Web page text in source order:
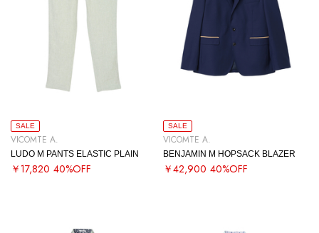
SALE
VICOMTE A.
LUDO M PANTS ELASTIC PLAIN
￥17,820 40%OFF
SALE
VICOMTE A.
BENJAMIN M HOPSACK BLAZER
￥42,900 40%OFF